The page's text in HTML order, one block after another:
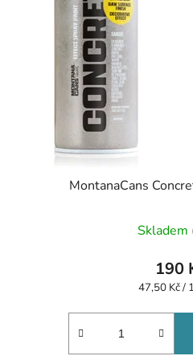
MontanaCans
Skladem
190
Měrná
47,50 Kč /